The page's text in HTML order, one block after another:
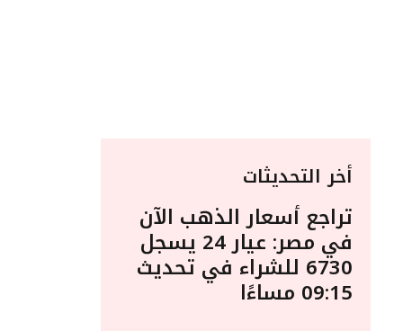
أخر التحديثات
تراجع أسعار الذهب الآن
في مصر: عيار 24 يسجل
6730 للشراء في تحديث
09:15 مساءًا